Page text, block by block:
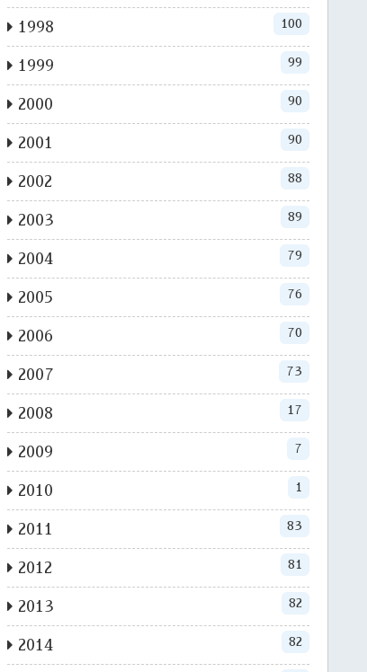
1998 100
1999 99
2000 90
2001 90
2002 88
2003 89
2004 79
2005 76
2006 70
2007 73
2008 17
2009 7
2010 1
2011 83
2012 81
2013 82
2014 82